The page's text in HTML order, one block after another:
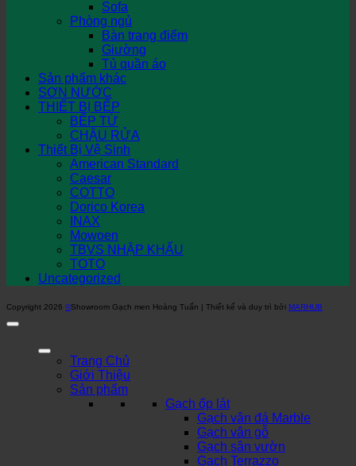
Sofa
Phòng ngủ
Bàn trang điểm
Giường
Tủ quần áo
Sản phẩm khác
SƠN NƯỚC
THIẾT BỊ BẾP
BẾP TỪ
CHẬU RỬA
Thiết Bị Vệ Sinh
American Standard
Caesar
COTTO
Dorico Korea
INAX
Mowoen
TBVS NHẬP KHẨU
TOTO
Uncategorized
Copyright 2026 ©Showroom Gạch men Hoàng Tuấn | Thiết kế và duy trì bởi MARHUB
Trang Chủ
Giới Thiệu
Sản phẩm
Gạch ốp lát
Gạch vân đá Marble
Gạch vân gỗ
Gạch sân vườn
Gạch Terrazzo